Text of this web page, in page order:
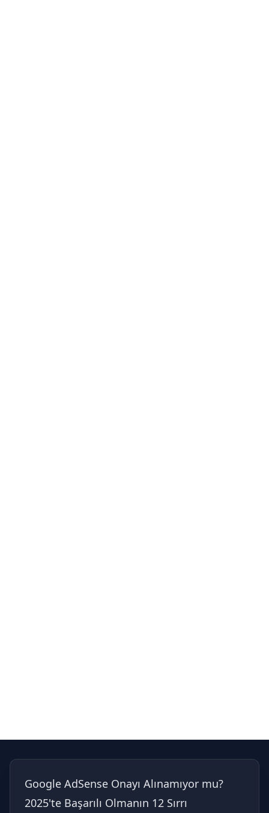
Google AdSense Onayı Alınamıyor mu?
2025'te Başarılı Olmanın 12 Sırrı